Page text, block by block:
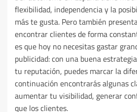
flexibilidad, independencia y la
más te gusta. Pero también
encontrar clientes de forma
es que hoy no necesitas gastar
publicidad: con una buena
tu reputación, puedes marcar la
continuación encontrarás algunas
aumentar tu visibilidad, generar
que los clientes.